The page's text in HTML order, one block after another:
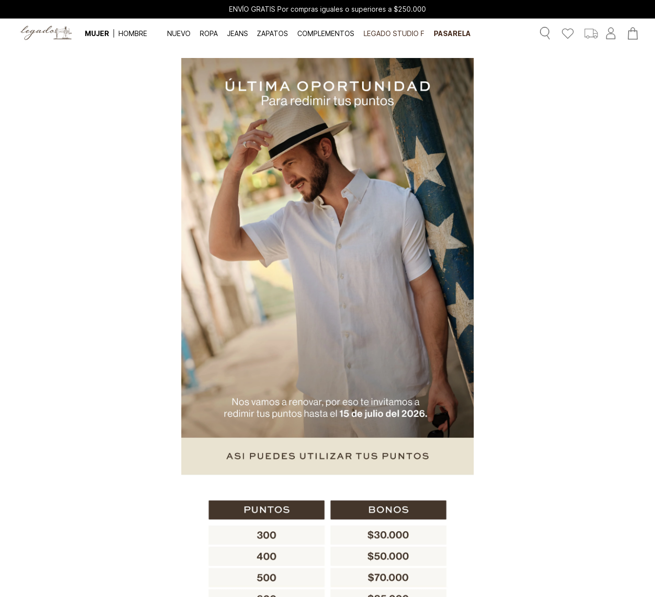
ENVÍO GRATIS Por compras iguales o superiores a $250.000
MUJER HOMBRE NUEVO ROPA JEANS ZAPATOS COMPLEMENTOS LEGADO STUDIO F PASARELA